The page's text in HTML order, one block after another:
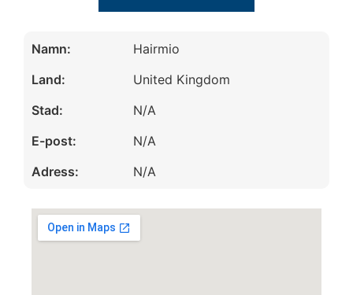
Namn:
Land:
Stad:
E-post:
Adress:
Hairmio
United Kingdom
N/A
N/A
N/A